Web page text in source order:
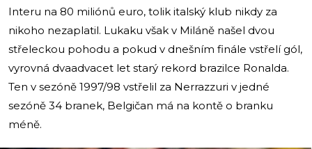
Interu na 80 miliónů euro, tolik italský klub nikdy za
nikoho nezaplatil. Lukaku však v Miláně našel dvou
střeleckou pohodu a pokud v dnešním finále vstřelí gól,
vyrovná dvaadvacet let starý rekord brazilce Ronalda.
Ten v sezóně 1997/98 vstřelil za Nerrazzuri v jedné
sezóně 34 branek, Belgičan má na kontě o branku
méně.